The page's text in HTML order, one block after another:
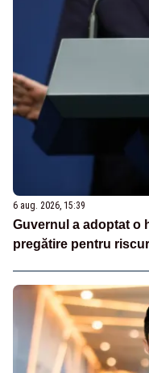
6 aug. 2026, 15:39
Guvernul a adoptat o
pregătire pentru